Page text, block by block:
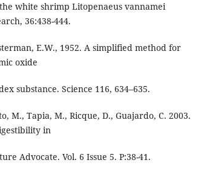
white shrimp Litopenaeus vannamei
36:438-444.
E.W., 1952. A simplified method for
oxide
substance. Science 116, 634–635.
M., Tapia, M., Ricque, D., Guajardo, C. 2003.
in
Advocate. Vol. 6 Issue 5. P:38-41.